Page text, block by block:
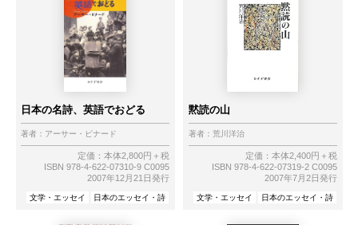
日本の名詩、英語でおどる
著者： アーサー・ビナード
定価：本体2,800円＋税
ISBN 978-4-622-07310-9 C0095
2007年12月21日発行
文学・エッセイ 日本のエッセイ・詩
黙読の山
著者： 荒川洋治
定価：本体2,400円＋税
ISBN 978-4-622-07319-2 C0095
2007年7月2日発行
文学・エッセイ 日本のエッセイ・詩